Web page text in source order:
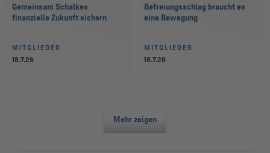
Gemeinsam Schalkes
finanzielle Zukunft sichern
MITGLIEDER
18.7.26
Befreiungsschlag braucht es
eine Bewegung
MITGLIEDER
18.7.26
Mehr zeigen